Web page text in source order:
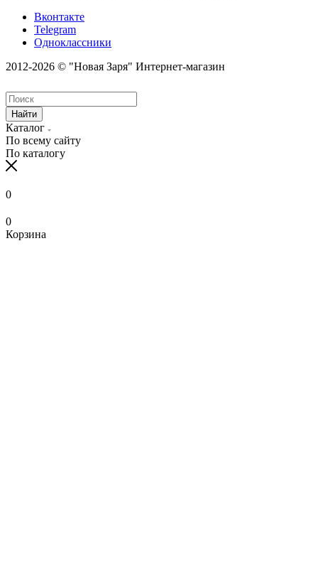
Вконтакте
Telegram
Одноклассники
2012-2026 © "Новая Заря" Интернет-магазин
Найти
Каталог
По всему сайту
По каталогу
0
0
Корзина